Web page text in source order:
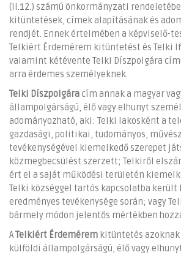
(II.12.) számú önkormányzati
kitüntetések, címek alapításának és
rendjét. Ennek értelmében a képviselő-
Telkiért Érdemérem kitüntetést és Telki
valamint kétévente Telki Díszpolgára
arra érdemes személyeknek.
Telki Díszpolgáracím annak a magyar
állampolgárságú, élő vagy elhunyt
adományozható, aki: Telki lakosként a
gazdasági, politikai, tudományos,
tevékenységével kiemelkedő szerepet
közmegbecsülést szerzett; Telkiről
ért el a saját működési területén
Telki községgel tartós kapcsolatba került
eredményes tevékenysége során; vagy
bármely módon jelentős mértékben
ATelkiért Érdemérem kitüntetés azoknak
külföldi állampolgárságú, élő vagy